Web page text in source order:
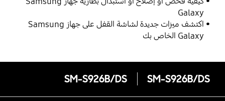
Galaxy
اكتشف ميزات جديدة لشاشة القفل على جهاز Samsung
Galaxy الخاص بك
SM-S926B/DS
SM-S926B/DS